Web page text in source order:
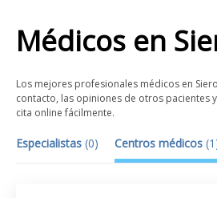
Médicos en
Los mejores profesionales médicos en
contacto, las opiniones de otros pacientes
cita online fácilmente.
Especialistas (0) Centros médicos (1